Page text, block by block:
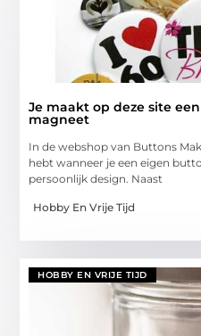
Je maakt op deze site
magneet
In de webshop van Buttons
hebt wanneer je een eigen
persoonlijk design. Naast
Hobby En Vrije Tijd
HOBBY EN VRIJE TIJD